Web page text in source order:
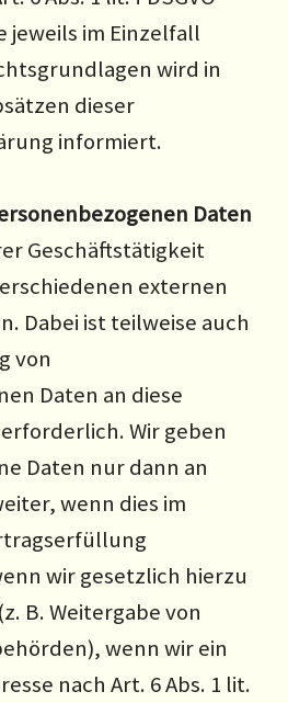
jeweils im Einzelfall
wird in
dieser
informiert.
Daten
Geschäftstätigkeit
externen
Dabei ist teilweise auch
von
Daten an diese
Wir geben
Daten nur dann an
wenn dies im
wir gesetzlich hierzu
B. Weitergabe von
wenn wir ein
nach Art. 6 Abs. 1 lit.